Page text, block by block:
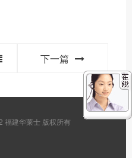
下一篇
建华莱士 版权所有